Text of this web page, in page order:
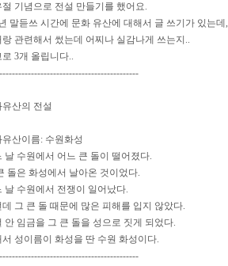
절 기념으로 전설 만들기를 했어요.
말듣쓰 시간에 문화 유산에 대해서 글 쓰기가 있는데,
랑 관련해서 썼는데 어찌나 실감나게 쓰는지..
로 3개 올립니다..
유산의 전설
유산이름: 수원화성
날 수원에서 어느 큰 돌이 떨어졌다.
돌은 화성에서 날아온 것이었다.
날 수원에서 전쟁이 일어났다.
데 그 큰 돌 때문에 많은 피해를 입지 않았다.
안 임금을 그 큰 돌을 성으로 짓게 되었다.
서 성이름이 화성을 딴 수원 화성이다.